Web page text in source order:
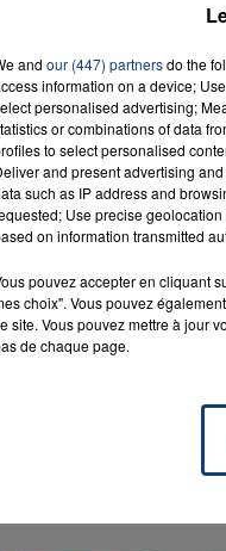
heures, va entraîner
- Côte d'Opale, la
La La La (feat.
Sam Smith)
NAUGHTY BOY
and our (447) partnersdo the
information on a device;
personalised advertising;
or combinations of data
to select personalised
and present advertising
such as IP address and
Use precise
on information transmitted
pouvez accepter en cliquant
choix". Vous pouvez
site. Vous pouvez mettre à jour
de chaque page.